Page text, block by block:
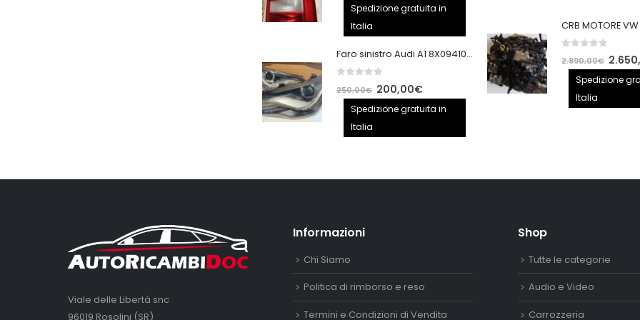
prezzo
140,00€.
prezzo
100,00€.
Spedizione gratuita in
Italia
Faro sinistro Audi A1 8X0941005
250,00€ Il
prezzo
200,00€Il
prezzo
Spedizione gratuita in
Italia
out of 5
2.890,00€ Il
prezzo
Spedizione
Italia
Viale delle Libertà snc
96019 Rosolini (SR)
Informazioni
Chi Siamo
Politica di rimborso e reso
Termini e Condizioni di Vendita
Shop
Tutte le categorie
Audio e Video
Carrozzeria